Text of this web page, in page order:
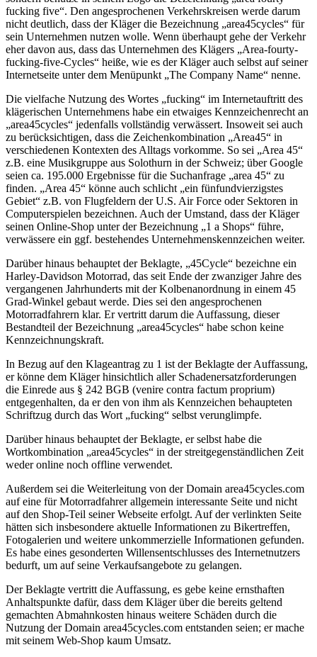
fucking five“. Den angesprochenen Verkehrskreisen werde darum
nicht deutlich, dass der Kläger die Bezeichnung „area45cycles“ für
sein Unternehmen nutzen wolle. Wenn überhaupt gehe der Verkehr
eher davon aus, dass das Unternehmen des Klägers „Area-fourty-
fucking-five-Cycles“ heiße, wie es der Kläger auch selbst auf seiner
Internetseite unter dem Menüpunkt „The Company Name“ nenne.
Die vielfache Nutzung des Wortes „fucking“ im Internetauftritt des
klägerischen Unternehmens habe ein etwaiges Kennzeichenrecht an
„area45cycles“ jedenfalls vollständig verwässert. Insoweit sei auch
zu berücksichtigen, dass die Zeichenkombination „Area45“ in
verschiedenen Kontexten des Alltags vorkomme. So sei „Area 45“
z.B. eine Musikgruppe aus Solothurn in der Schweiz; über Google
seien ca. 195.000 Ergebnisse für die Suchanfrage „area 45“ zu
finden. „Area 45“ könne auch schlicht „ein fünfundvierzigstes
Gebiet“ z.B. von Flugfeldern der U.S. Air Force oder Sektoren in
Computerspielen bezeichnen. Auch der Umstand, dass der Kläger
seinen Online-Shop unter der Bezeichnung „1 a Shops“ führe,
verwässere ein ggf. bestehendes Unternehmenskennzeichen weiter.
Darüber hinaus behauptet der Beklagte, „45Cycle“ bezeichne ein
Harley-Davidson Motorrad, das seit Ende der zwanziger Jahre des
vergangenen Jahrhunderts mit der Kolbenanordnung in einem 45
Grad-Winkel gebaut werde. Dies sei den angesprochenen
Motorradfahrern klar. Er vertritt darum die Auffassung, dieser
Bestandteil der Bezeichnung „area45cycles“ habe schon keine
Kennzeichnungskraft.
In Bezug auf den Klageantrag zu 1 ist der Beklagte der Auffassung,
er könne dem Kläger hinsichtlich aller Schadenersatzforderungen
die Einrede aus § 242 BGB (venire contra factum proprium)
entgegenhalten, da er den von ihm als Kennzeichen behaupteten
Schriftzug durch das Wort „fucking“ selbst verunglimpfe.
Darüber hinaus behauptet der Beklagte, er selbst habe die
Wortkombination „area45cycles“ in der streitgegenständlichen Zeit
weder online noch offline verwendet.
Außerdem sei die Weiterleitung von der Domain area45cycles.com
auf eine für Motorradfahrer allgemein interessante Seite und nicht
auf den Shop-Teil seiner Webseite erfolgt. Auf der verlinkten Seite
hätten sich insbesondere aktuelle Informationen zu Bikertreffen,
Fotogalerien und weitere unkommerzielle Informationen gefunden.
Es habe eines gesonderten Willensentschlusses des Internetnutzers
bedurft, um auf seine Verkaufsangebote zu gelangen.
Der Beklagte vertritt die Auffassung, es gebe keine ernsthaften
Anhaltspunkte dafür, dass dem Kläger über die bereits geltend
gemachten Abmahnkosten hinaus weitere Schäden durch die
Nutzung der Domain area45cycles.com entstanden seien; er mache
mit seinem Web-Shop kaum Umsatz.